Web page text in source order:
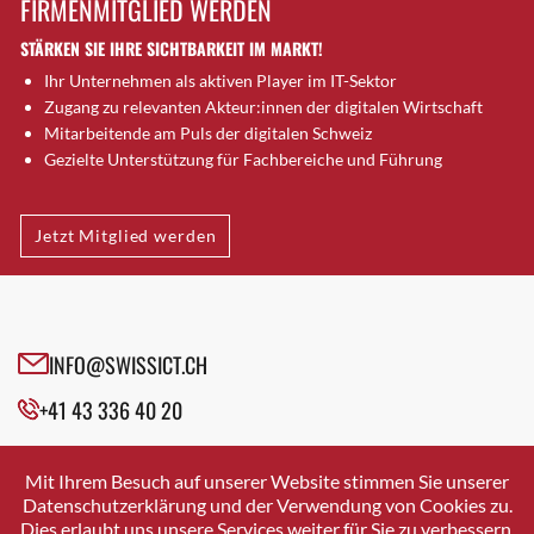
Brütten
Bubendorf
Bubikon
Buchs (SG)
Burgdorf
Bülach
Cazis
Cham
Davos Platz
Davos Platz 1
Dietikon
Dietlikon
FIRMENMITGLIED WERDEN
STÄRKEN SIE IHRE SICHTBARKEIT IM MARKT!
Ihr Unternehmen als aktiven Player im IT-Sektor
Zugang zu relevanten Akteur:innen der digitalen Wirtschaft
Mitarbeitende am Puls der digitalen Schweiz
Gezielte Unterstützung für Fachbereiche und Führung
Jetzt Mitglied werden
INFO@SWISSICT.CH
+41 43 336 40 20
SWISSICT
VULKANSTRASSE 120
8048 ZURICH
Mit Ihrem Besuch auf unserer Website stimmen Sie unserer
Datenschutzerklärung und der Verwendung von Cookies zu.
Dies erlaubt uns unsere Services weiter für Sie zu verbessern.